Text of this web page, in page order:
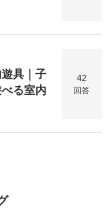
具｜子
る室内
42
回答